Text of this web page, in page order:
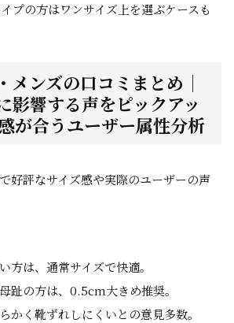
プの方はワンサイズ上を選ぶケースも
メンズの口コミまとめ｜
影響する声をピックアッ
が合うユーザー属性分析
好評なサイズ感や実際のユーザーの声
方は、通常サイズで快適。
趾の方は、0.5cm大きめ推奨。
かく靴ずれしにくいとの意見多数。